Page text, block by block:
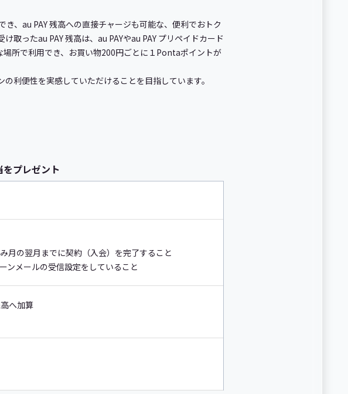
、au PAY 残高への直接チャージも可能な、便利でおトク
取ったau PAY 残高は、au PAYやau PAY プリペイドカード
所で利用でき、お買い物200円ごとに１Pontaポイントが
利便性を実感していただけることを目指しています。
プレゼント
月の翌月までに契約（入会）を完了すること
ンメールの受信設定をしていること
へ加算